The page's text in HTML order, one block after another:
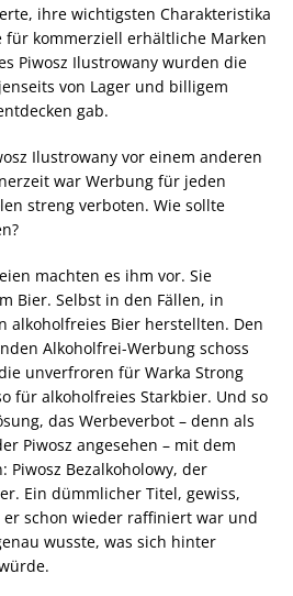
ihre wichtigsten Charakteristika
für kommerziell erhältliche Marken
Piwosz Ilustrowany wurden die
von Lager und billigem
gab.
Ilustrowany vor einem anderen
war Werbung für jeden
streng verboten. Wie sollte
machten es ihm vor. Sie
Bier. Selbst in den Fällen, in
alkoholfreies Bier herstellten. Den
Alkoholfrei-Werbung schoss
unverfroren für Warka Strong
für alkoholfreies Starkbier. Und so
das Werbeverbot – denn als
Piwosz angesehen – mit dem
Piwosz Bezalkoholowy, der
Ein dümmlicher Titel, gewiss,
schon wieder raffiniert war und
wusste, was sich hinter